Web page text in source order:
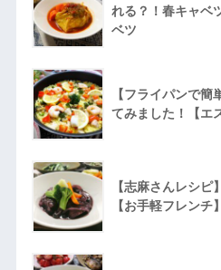
れる？！春キャベ
ベツ
【フライパンで
てみました！【エ
【志麻さんレシ
【お手軽フレンチ】